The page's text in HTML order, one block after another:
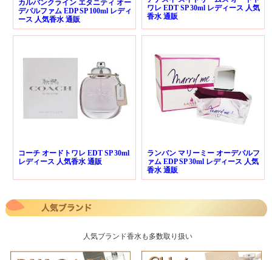
カルバンクライン エタニティ オー
デパルファム EDP SP 100ml レディ
ース 人気香水 通販
ワレ EDT SP 30ml レディース 人気
香水 通販
コーチ オードトワレ EDT SP 30ml
レディース 人気香水 通販
ランバン マリーミー オーデパルフ
ァム EDP SP 30ml レディース 人気
香水 通販
人気ブランド香水も多数取り扱い